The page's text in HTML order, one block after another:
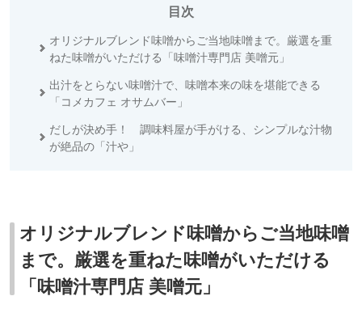
目次
オリジナルブレンド味噌からご当地味噌まで。厳選を重
ねた味噌がいただける「味噌汁専門店 美噌元」
出汁をとらない味噌汁で、味噌本来の味を堪能できる
「コメカフェ オサムバー」
だしが決め手！ 調味料屋が手がける、シンプルな汁物
が絶品の「汁や」
オリジナルブレンド味噌からご当地味噌
まで。厳選を重ねた味噌がいただける
「味噌汁専門店 美噌元」